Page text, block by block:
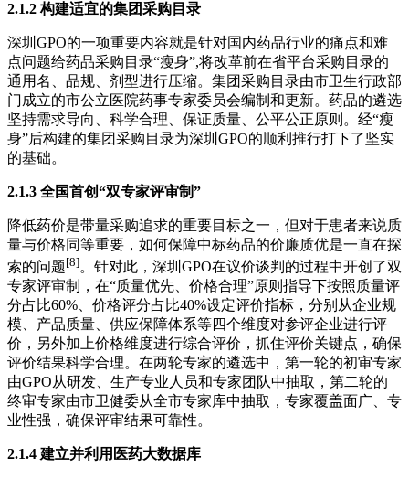
2.1.2 构建适宜的集团采购目录
深圳GPO的一项重要内容就是针对国内药品行业的痛点和难
点问题给药品采购目录“瘦身”,将改革前在省平台采购目录的
通用名、品规、剂型进行压缩。集团采购目录由市卫生行政部
门成立的市公立医院药事专家委员会编制和更新。药品的遴选
坚持需求导向、科学合理、保证质量、公平公正原则。经“瘦
身”后构建的集团采购目录为深圳GPO的顺利推行打下了坚实
的基础。
2.1.3 全国首创“双专家评审制”
降低药价是带量采购追求的重要目标之一，但对于患者来说质
量与价格同等重要，如何保障中标药品的价廉质优是一直在探
索的问题[8]。针对此，深圳GPO在议价谈判的过程中开创了双
专家评审制，在“质量优先、价格合理”原则指导下按照质量评
分占比60%、价格评分占比40%设定评价指标，分别从企业规
模、产品质量、供应保障体系等四个维度对参评企业进行评
价，另外加上价格维度进行综合评价，抓住评价关键点，确保
评价结果科学合理。在两轮专家的遴选中，第一轮的初审专家
由GPO从研发、生产专业人员和专家团队中抽取，第二轮的
终审专家由市卫健委从全市专家库中抽取，专家覆盖面广、专
业性强，确保评审结果可靠性。
2.1.4 建立并利用医药大数据库